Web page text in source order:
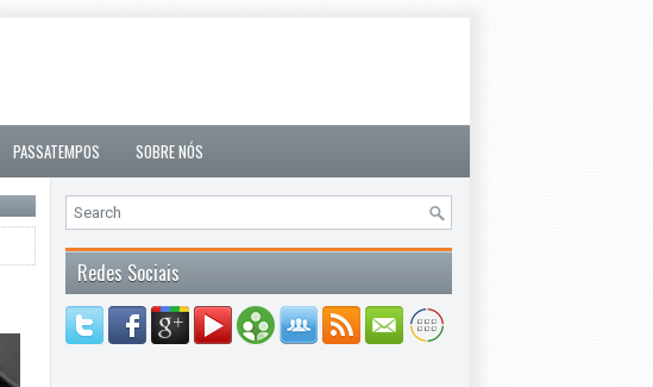
PASSATEMPOS SOBRE NÓS
Redes Sociais